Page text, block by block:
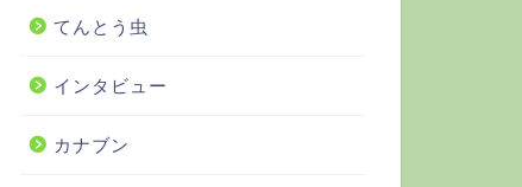
てんとう虫
インタビュー
カナブン